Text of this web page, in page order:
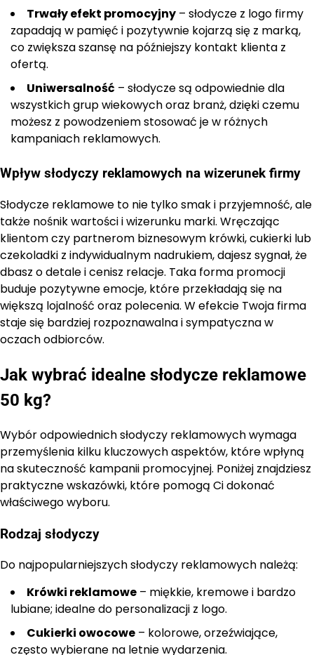
Trwały efekt promocyjny – słodycze z logo firmy
zapadają w pamięć i pozytywnie kojarzą się z marką,
co zwiększa szansę na późniejszy kontakt klienta z
ofertą.
Uniwersalność – słodycze są odpowiednie dla
wszystkich grup wiekowych oraz branż, dzięki czemu
możesz z powodzeniem stosować je w różnych
kampaniach reklamowych.
Wpływ słodyczy reklamowych na wizerunek firmy
Słodycze reklamowe to nie tylko smak i przyjemność, ale
także nośnik wartości i wizerunku marki. Wręczając
klientom czy partnerom biznesowym krówki, cukierki lub
czekoladki z indywidualnym nadrukiem, dajesz sygnał, że
dbasz o detale i cenisz relacje. Taka forma promocji
buduje pozytywne emocje, które przekładają się na
większą lojalność oraz polecenia. W efekcie Twoja firma
staje się bardziej rozpoznawalna i sympatyczna w
oczach odbiorców.
Jak wybrać idealne słodycze reklamowe
50 kg?
Wybór odpowiednich słodyczy reklamowych wymaga
przemyślenia kilku kluczowych aspektów, które wpłyną
na skuteczność kampanii promocyjnej. Poniżej znajdziesz
praktyczne wskazówki, które pomogą Ci dokonać
właściwego wyboru.
Rodzaj słodyczy
Do najpopularniejszych słodyczy reklamowych należą:
Krówki reklamowe – miękkie, kremowe i bardzo
lubiane; idealne do personalizacji z logo.
Cukierki owocowe – kolorowe, orzeźwiające,
często wybierane na letnie wydarzenia.